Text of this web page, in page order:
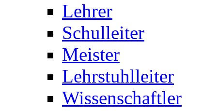
Lehrer
Schulleiter
Meister
Lehrstuhlleiter
Wissenschaftler